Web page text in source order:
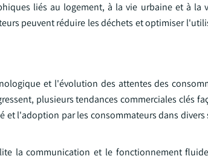
liés au logement, à la vie urbaine et à la
peuvent réduire les déchets et optimiser
et l'évolution des attentes des
plusieurs tendances commerciales clés
l'adoption par les consommateurs dans divers
la communication et le fonctionnement